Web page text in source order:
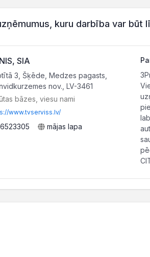
kuru darbība var būt
SIA
3, Šķēde, Medzes pagasts,
nov., LV-3461
bāzes, viesu nami
www.tvserviss.lv/
mājas lapa